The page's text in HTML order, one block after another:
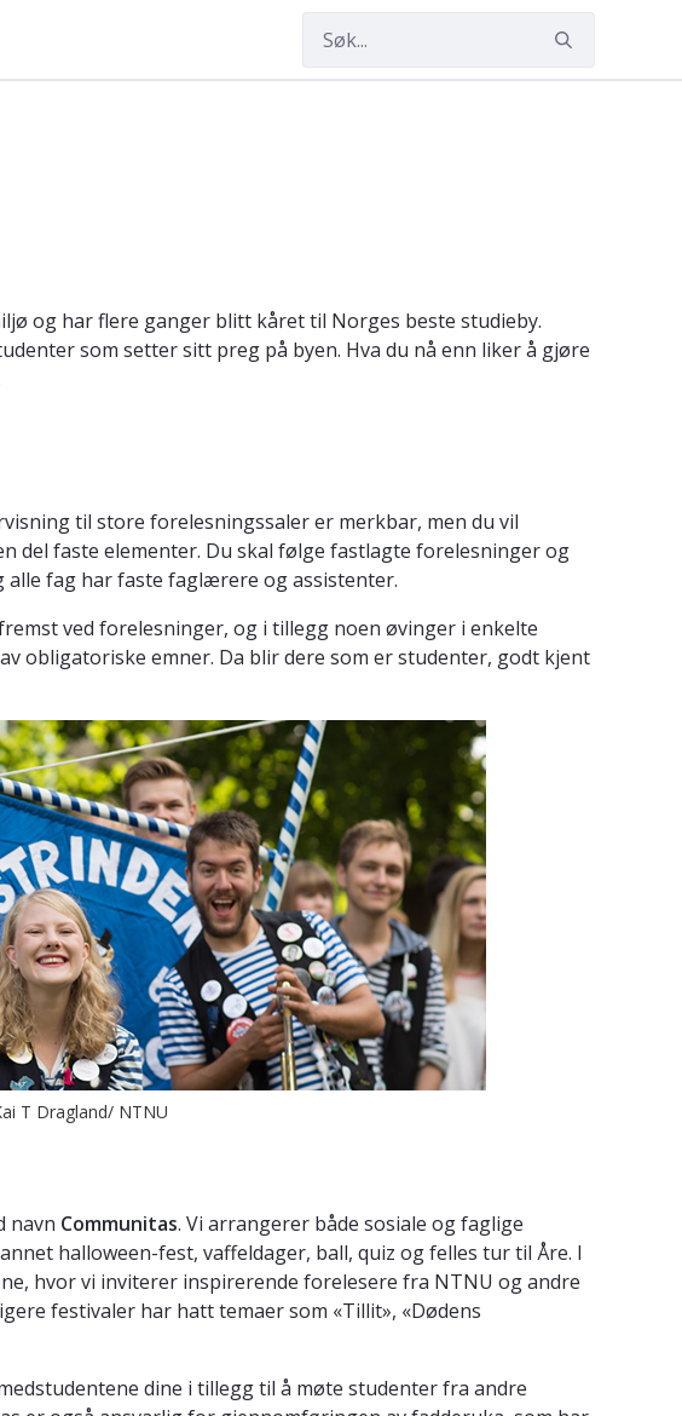
og har flere ganger blitt kåret til Norges beste studieby.
som setter sitt preg på byen. Hva du nå enn liker å gjøre
til store forelesningssaler er merkbar, men du vil
del faste elementer. Du skal følge fastlagte forelesninger og
fag har faste faglærere og assistenter.
ved forelesninger, og i tillegg noen øvinger i enkelte
obligatoriske emner. Da blir dere som er studenter, godt kjent
T Dragland/ NTNU
navn Communitas. Vi arrangerer både sosiale og faglige
halloween-fest, vaffeldager, ball, quiz og felles tur til Åre. I
hvor vi inviterer inspirerende forelesere fra NTNU og andre
festivaler har hatt temaer som «Tillit», «Dødens
dine i tillegg til å møte studenter fra andre